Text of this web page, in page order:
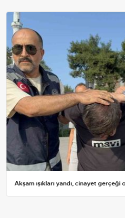
Akşam ışıkları yandı, cinayet gerçeği